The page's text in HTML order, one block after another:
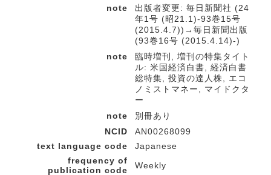
note
出版者変更: 毎日新聞社 (24
年1号 (昭21.1)-93巻15号
(2015.4.7))→毎日新聞出版
(93巻16号 (2015.4.14)-)
note
臨時増刊, 増刊の特集タイト
ル: 米国経済白書, 経済白書
総特集, 投資の達人株, エコ
ノミストマネー, マイドクタ
ー
note
別冊あり
NCID
AN00268099
text language code
Japanese
frequency of
publication code
Weekly